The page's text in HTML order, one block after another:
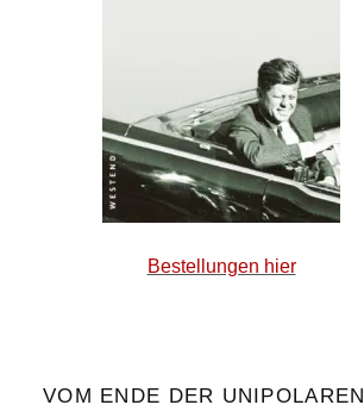
Bestellungen hier
VOM ENDE DER UNIPOLAREN